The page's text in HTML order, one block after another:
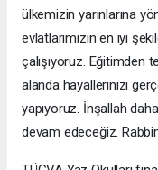
ülkemizin yarınlarına
evlatlarımızın en iyi
çalışıyoruz. Eğitimden
alanda hayallerinizi
yapıyoruz. İnşallah
devam edeceğiz.